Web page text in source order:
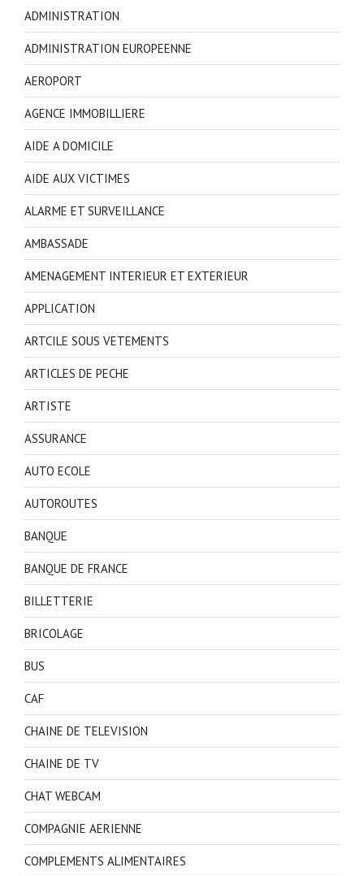
ADMINISTRATION
ADMINISTRATION EUROPEENNE
AEROPORT
AGENCE IMMOBILLIERE
AIDE A DOMICILE
AIDE AUX VICTIMES
ALARME ET SURVEILLANCE
AMBASSADE
AMENAGEMENT INTERIEUR ET EXTERIEUR
APPLICATION
ARTCILE SOUS VETEMENTS
ARTICLES DE PECHE
ARTISTE
ASSURANCE
AUTO ECOLE
AUTOROUTES
BANQUE
BANQUE DE FRANCE
BILLETTERIE
BRICOLAGE
BUS
CAF
CHAINE DE TELEVISION
CHAINE DE TV
CHAT WEBCAM
COMPAGNIE AERIENNE
COMPLEMENTS ALIMENTAIRES